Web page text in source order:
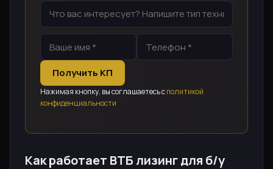
Получить КП
Нажимая кнопку, вы соглашаетесь сполитикой
конфиденциальности
Как работает ВТБ лизинг для б/у